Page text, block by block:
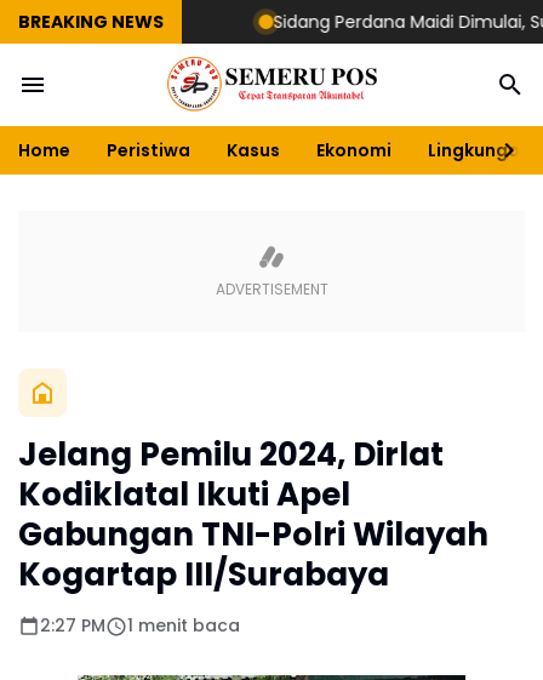
BREAKING NEWS Sidang Perdana Maidi Dimulai,
Home Peristiwa Kasus Ekonomi Lingkungan
Jelang Pemilu 2024, Dirlat
Kodiklatal Ikuti Apel
Gabungan TNI-Polri Wilayah
Kogartap III/Surabaya
2:27 PM 1 menit baca